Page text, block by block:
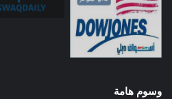
وسوم هامة